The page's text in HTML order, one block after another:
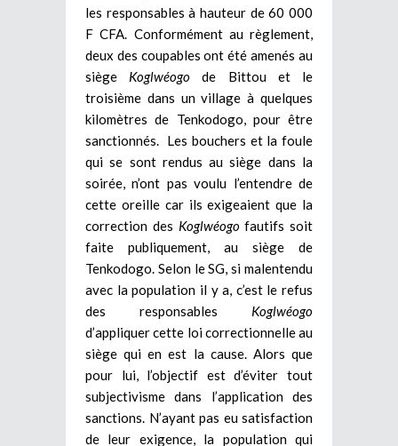
les responsables à hauteur de 60 000
F CFA. Conformément au règlement,
deux des coupables ont été amenés au
siège Koglwéogo de Bittou et le
troisième dans un village à quelques
kilomètres de Tenkodogo, pour être
sanctionnés. Les bouchers et la foule
qui se sont rendus au siège dans la
soirée, n’ont pas voulu l’entendre de
cette oreille car ils exigeaient que la
correction des Koglwéogofautifs soit
faite publiquement, au siège de
Tenkodogo. Selon le SG, si malentendu
avec la population il y a, c’est le refus
des responsables Koglwéogo
d’appliquer cette loi correctionnelle au
siège qui en est la cause. Alors que
pour lui, l’objectif est d’éviter tout
subjectivisme dans l’application des
sanctions. N’ayant pas eu satisfaction
de leur exigence, la population qui